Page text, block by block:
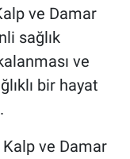
ve Damar
sağlık
ve
bir hayat
ve Damar